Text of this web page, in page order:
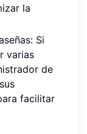
la
Si
varias
de
facilitar